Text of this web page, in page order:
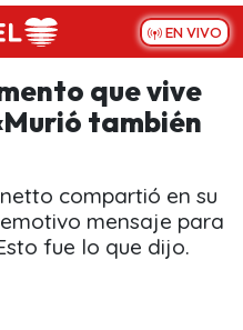
EN VIVO
que vive
también
compartió en su
mensaje para
fue lo que dijo.